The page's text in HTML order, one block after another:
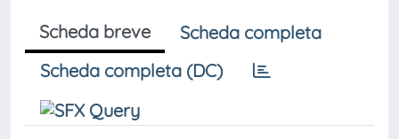
Scheda breve
Scheda completa
Scheda completa (DC)